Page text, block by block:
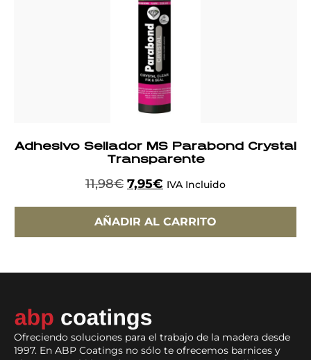
Adhesivo Sellador MS Parabond Crystal
Transparente
11,98€ 7,95€ IVA Incluido
AÑADIR AL CARRITO
Ofreciendo soluciones para el trabajo de la madera desde
1997. En ABP Coatings no sólo te ofrecemos barnices y